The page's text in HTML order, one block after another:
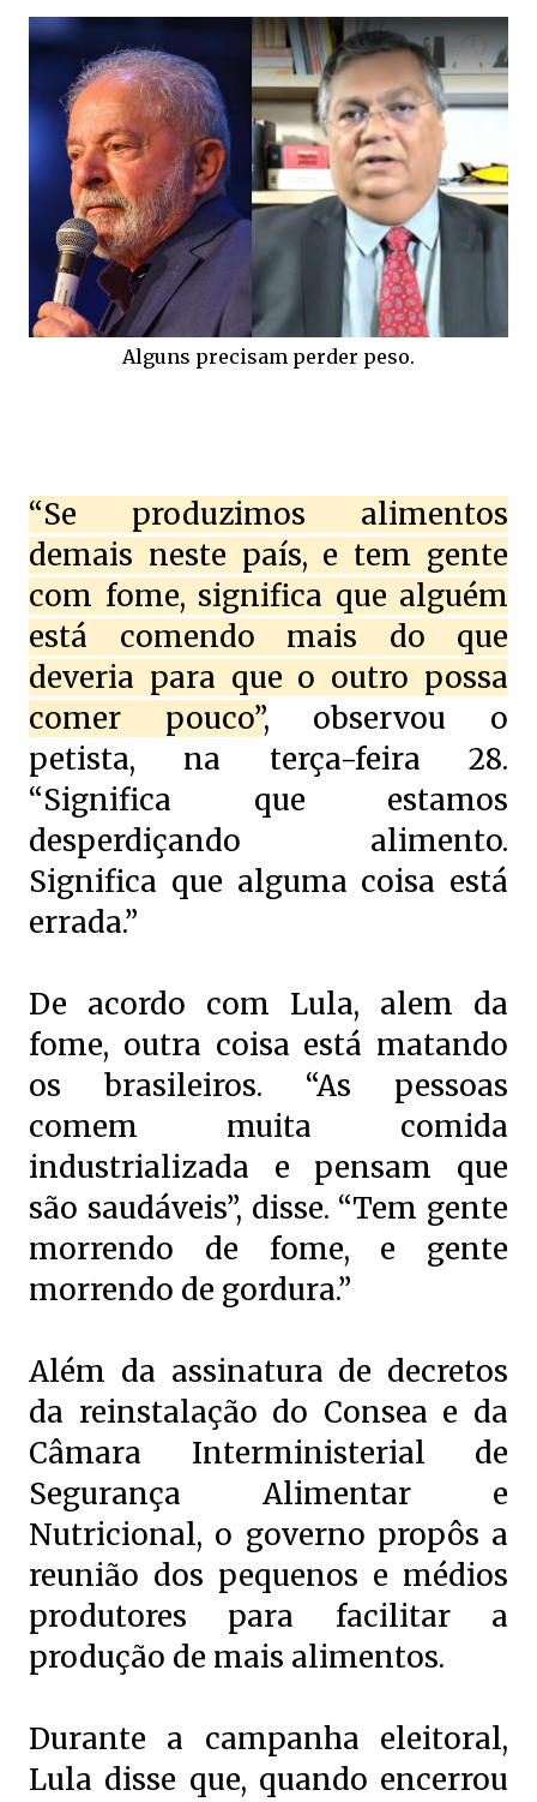
Alguns precisam perder peso.
“Se produzimos alimentos
demais neste país, e tem gente
com fome, significa que alguém
está comendo mais do que
deveria para que o outro possa
comer pouco”, observou o
petista, na terça-feira 28.
“Significa que estamos
desperdiçando alimento.
Significa que alguma coisa está
errada.”
De acordo com Lula, alem da
fome, outra coisa está matando
os brasileiros. “As pessoas
comem muita comida
industrializada e pensam que
são saudáveis”, disse. “Tem gente
morrendo de fome, e gente
morrendo de gordura.”
Além da assinatura de decretos
da reinstalação do Consea e da
Câmara Interministerial de
Segurança Alimentar e
Nutricional, o governo propôs a
reunião dos pequenos e médios
produtores para facilitar a
produção de mais alimentos.
Durante a campanha eleitoral,
Lula disse que, quando encerrou